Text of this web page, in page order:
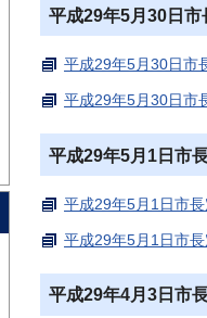
平成29年5月30日市
平成29年5月30日市
平成29年5月30日市
平成29年5月1日市
平成29年5月1日市長
平成29年5月1日市
平成29年4月3日市